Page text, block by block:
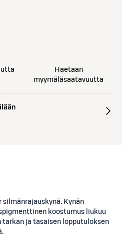
Haetaan
myymäläsaatavuutta
silmänrajauskynä. Kynän
koostumus liukuu
ja tasaisen lopputuloksen